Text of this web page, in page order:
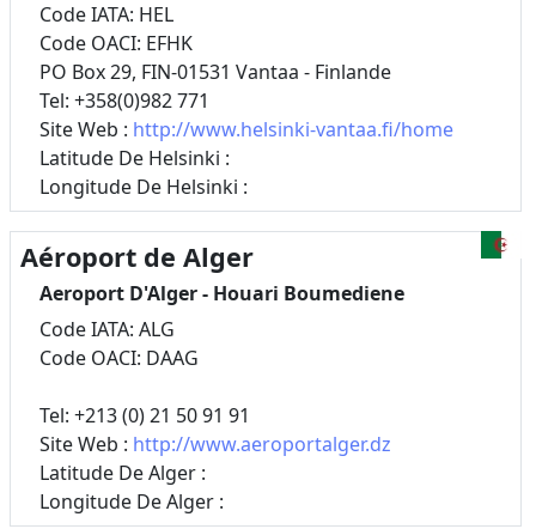
Code IATA: HEL
Code OACI: EFHK
PO Box 29, FIN-01531 Vantaa - Finlande
Tel: +358(0)982 771
Site Web : http://www.helsinki-vantaa.fi/home
Latitude De Helsinki :
Longitude De Helsinki :
Aéroport de Alger
Aeroport D'Alger - Houari Boumediene
Code IATA: ALG
Code OACI: DAAG
Tel: +213 (0) 21 50 91 91
Site Web : http://www.aeroportalger.dz
Latitude De Alger :
Longitude De Alger :